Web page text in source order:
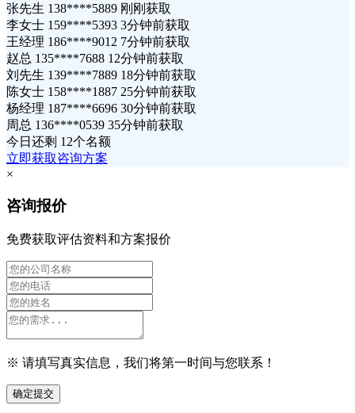
张先生 138****5889 刚刚获取
李女士 159****5393 3分钟前获取
王经理 186****9012 7分钟前获取
赵总 135****7688 12分钟前获取
刘先生 139****7889 18分钟前获取
陈女士 158****1887 25分钟前获取
杨经理 187****6696 30分钟前获取
周总 136****0539 35分钟前获取
今日还剩 12个名额
立即获取咨询方案
×
咨询报价
免费获取评估资料和方案报价
※ 请填写真实信息，我们将第一时间与您联系！
确定提交